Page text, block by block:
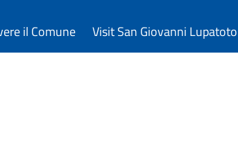
il Comune Visit San Giovanni Lupatoto